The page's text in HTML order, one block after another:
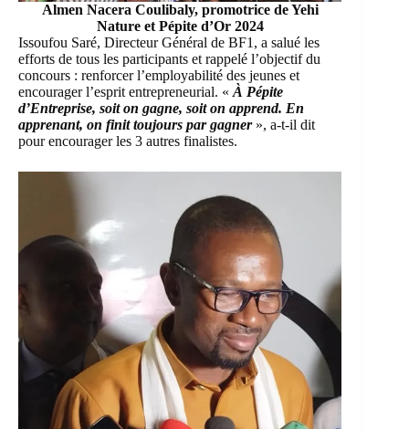
Almen Nacera Coulibaly, promotrice de Yehi
Nature et Pépite d’Or 2024
Issoufou Saré, Directeur Général de BF1, a salué les
efforts de tous les participants et rappelé l’objectif du
concours : renforcer l’employabilité des jeunes et
encourager l’esprit entrepreneurial. « À Pépite
d’Entreprise, soit on gagne, soit on apprend. En
apprenant, on finit toujours par gagner», a-t-il dit
pour encourager les 3 autres finalistes.